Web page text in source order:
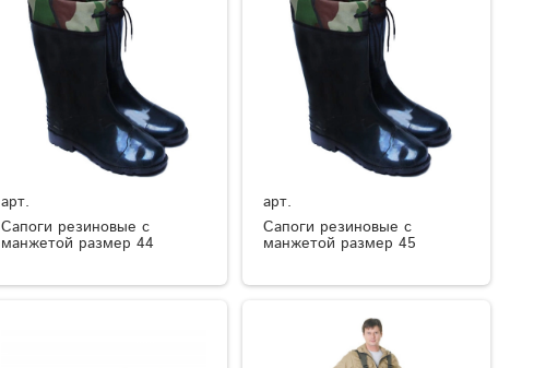
арт.
Сапоги резиновые с
манжетой размер 44
арт.
Сапоги резиновые с
манжетой размер 45